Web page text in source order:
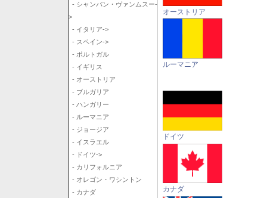
- シャンパン・ヴァンムスー-
>
- イタリア->
- スペイン->
- ポルトガル
- イギリス
- オーストリア
- ブルガリア
- ハンガリー
- ルーマニア
- ジョージア
- イスラエル
- ドイツ->
- カリフォルニア
- オレゴン・ワシントン
- カナダ
オーストリア
ルーマニア
ドイツ
カナダ